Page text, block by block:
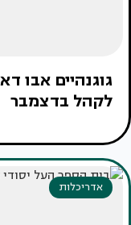
גוגנהיים אבו
לקהל בדצמבר
אדריכלות